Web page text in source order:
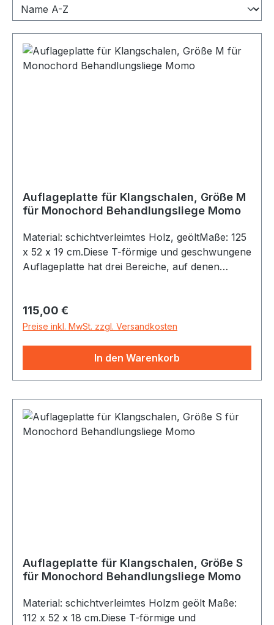
Auflageplatte für Klangschalen, Größe M
für Monochord Behandlungsliege Momo
Material: schichtverleimtes Holz, geöltMaße: 125
x 52 x 19 cm.Diese T-förmige und geschwungene
Auflageplatte hat drei Bereiche, auf denen
nutzbar für die Monochord-
Klangmassagenbehandlungsliege. Auch für
Platte unter die Auflage geschoben werden
kann.
Regulärer Preis:
115,00 €
Preise inkl. MwSt. zzgl. Versandkosten
In den Warenkorb
Auflageplatte für Klangschalen, Größe S
für Monochord Behandlungsliege Momo
Material: schichtverleimtes Holzm geölt Maße:
112 x 52 x 18 cm.Diese T-förmige und